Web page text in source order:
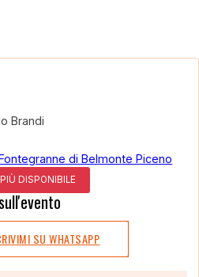
Brandi
di Belmonte Piceno
DISPONIBILE
SU WHATSAPP